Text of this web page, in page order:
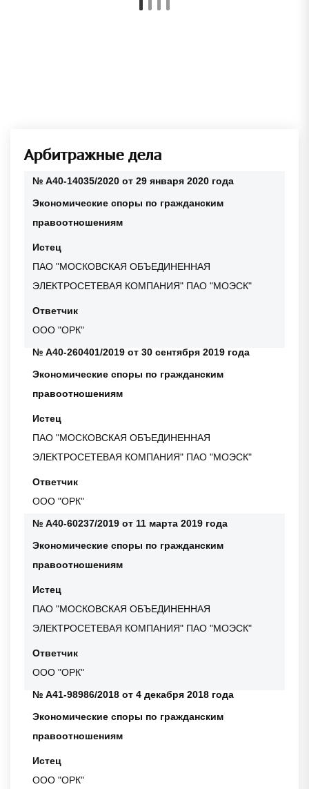
Арбитражные дела
№ А40-14035/2020 от 29 января 2020 года
Экономические споры по гражданским
правоотношениям
Истец
ПАО "МОСКОВСКАЯ ОБЪЕДИНЕННАЯ
ЭЛЕКТРОСЕТЕВАЯ КОМПАНИЯ" ПАО "МОЭСК"
Ответчик
ООО "ОРК"
№ А40-260401/2019 от 30 сентября 2019 года
Экономические споры по гражданским
правоотношениям
Истец
ПАО "МОСКОВСКАЯ ОБЪЕДИНЕННАЯ
ЭЛЕКТРОСЕТЕВАЯ КОМПАНИЯ" ПАО "МОЭСК"
Ответчик
ООО "ОРК"
№ А40-60237/2019 от 11 марта 2019 года
Экономические споры по гражданским
правоотношениям
Истец
ПАО "МОСКОВСКАЯ ОБЪЕДИНЕННАЯ
ЭЛЕКТРОСЕТЕВАЯ КОМПАНИЯ" ПАО "МОЭСК"
Ответчик
ООО "ОРК"
№ А41-98986/2018 от 4 декабря 2018 года
Экономические споры по гражданским
правоотношениям
Истец
ООО "ОРК"